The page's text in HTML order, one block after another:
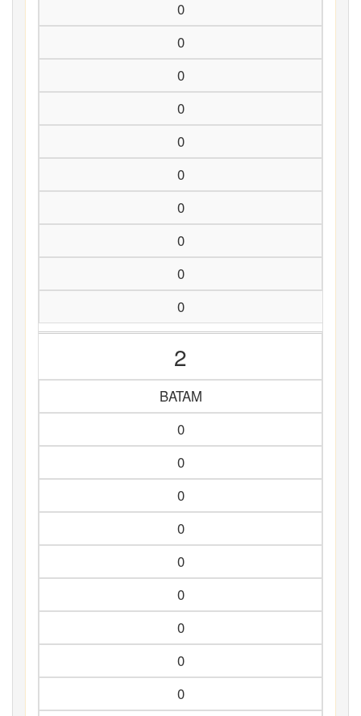
0
0
0
0
0
0
0
0
0
0
2
BATAM
0
0
0
0
0
0
0
0
0